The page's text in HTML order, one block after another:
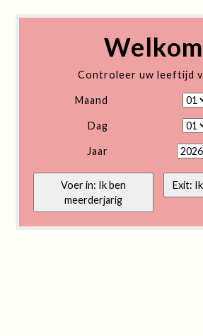
Controleer uw leeftijd
Maand
Dag
Jaar